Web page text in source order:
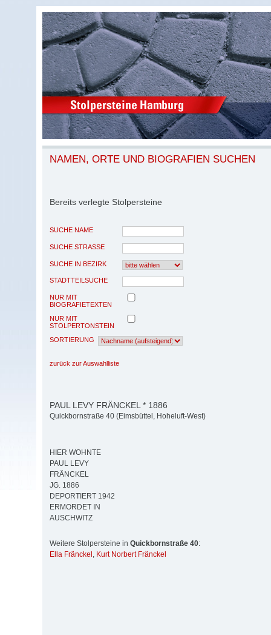
NAMEN, ORTE UND BIOGRAFIEN SUCHEN
Bereits verlegte Stolpersteine
SUCHE NAME
SUCHE STRASSE
SUCHE IN BEZIRK
STADTTEILSUCHE
NUR MIT
BIOGRAFIETEXTEN
NUR MIT
STOLPERTONSTEIN
SORTIERUNG
zurück zur Auswahlliste
PAUL LEVY FRÄNCKEL * 1886
Quickbornstraße 40 (Eimsbüttel, Hoheluft-West)
HIER WOHNTE
PAUL LEVY
FRÄNCKEL
JG. 1886
DEPORTIERT 1942
ERMORDET IN
AUSCHWITZ
Weitere Stolpersteine in Quickbornstraße 40:
Ella Fränckel , Kurt Norbert Fränckel